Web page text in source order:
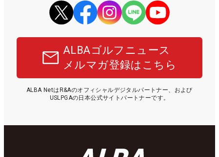
ALBAゴルフニュース
メルマガ登録はこちら
ALBA NetはR&Aのオフィシャルデジタルパートナー、および
USLPGAの日本公式サイトパートナーです。